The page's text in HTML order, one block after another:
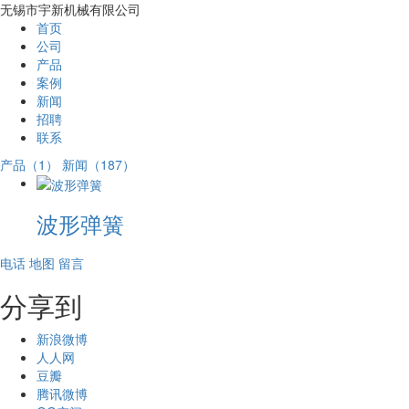
无锡市宇新机械有限公司
首页
公司
产品
案例
新闻
招聘
联系
产品（1）
新闻（187）
波形弹簧
电话 地图 留言
分享到
新浪微博
人人网
豆瓣
腾讯微博